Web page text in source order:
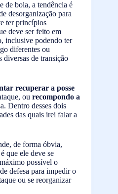
de bola, a tendência é
desorganização para
ter princípios
deve ser feito em
inclusive podendo ter
diferentes ou
diversas de transição
recuperar a posse
ou recompondo a
Dentro desses dois
das quais irei falar a
de forma óbvia,
que ele deve se
possível o
defesa para impedir o
ou se reorganizar